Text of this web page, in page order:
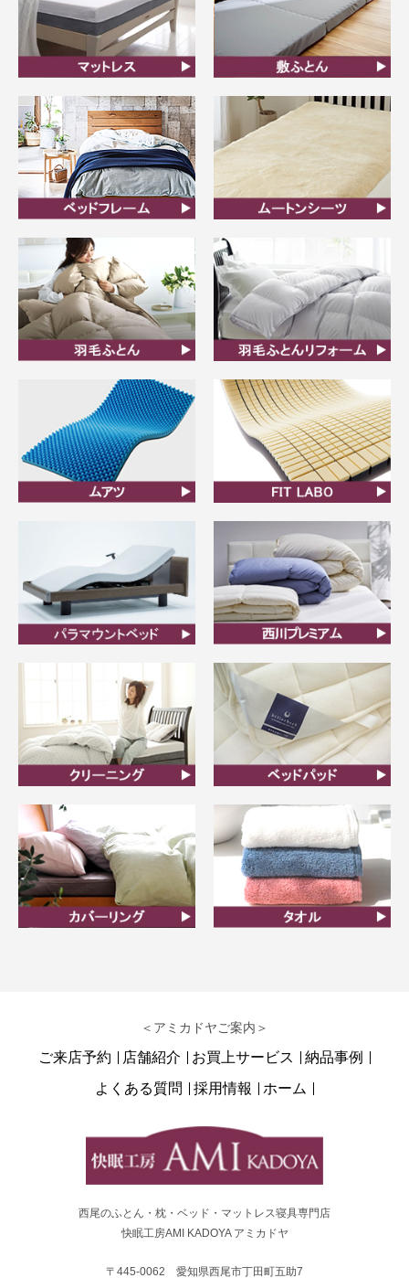
ん
＜アミカドヤご案内＞
ご来店予約 店舗紹介 お買上サービス
納品事例
よくある質問
採用情報 ホーム
西尾のふとん・枕・ベッド・マットレス寝具専門店
快眠工房AMI KADOYA アミカドヤ
〒445-0062 愛知県西尾市丁田町五助7